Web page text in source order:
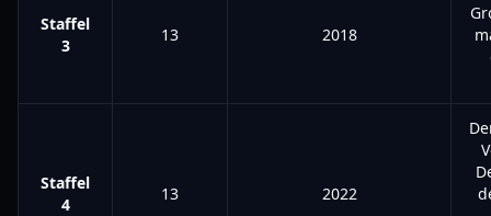
Staffel
3
13 2018
Staffel
4
13 2022